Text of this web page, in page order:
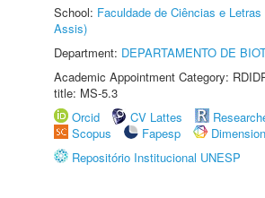
School: Faculdade de Ciências e
Assis)
Department: DEPARTAMENTO DE
Academic Appointment Category:
title: MS-5.3
Orcid
CV Lattes
Scopus
Fapesp
Repositório Institucional UNESP